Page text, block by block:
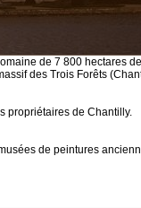
de 7 800 hectares
des Trois Forêts
propriétaires de Chantilly.
de peintures